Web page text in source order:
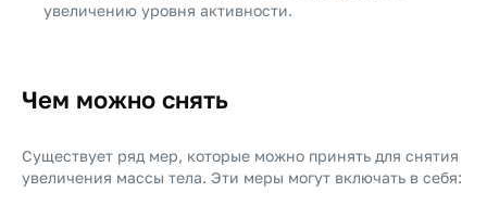
увеличению уровня активности.
Чем можно снять
Существует ряд мер, которые можно принять для снятия
увеличения массы тела. Эти меры могут включать в себя: